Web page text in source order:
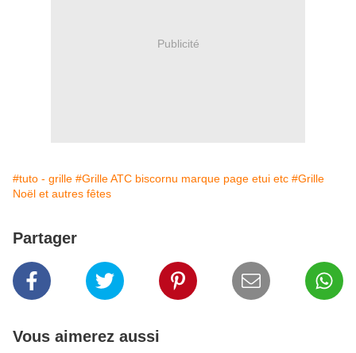
Publicité
#tuto - grille #Grille ATC biscornu marque page etui etc #Grille
Noël et autres fêtes
Partager
Vous aimerez aussi